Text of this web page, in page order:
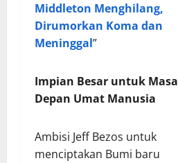
Middleton Menghilang,
Dirumorkan Koma dan
Meninggal”
Impian Besar untuk Masa
Depan Umat Manusia
Ambisi Jeff Bezos untuk
menciptakan Bumi baru